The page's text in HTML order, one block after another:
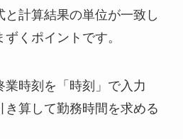
計算結果の単位が一致し
くポイントです。
時刻を「時刻」で入力
き算して勤務時間を求める